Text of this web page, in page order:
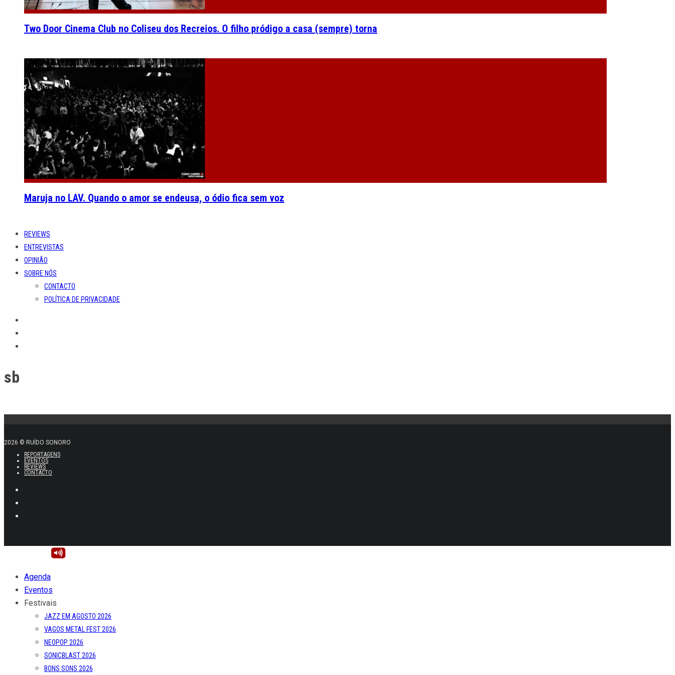
Two Door Cinema Club no Coliseu dos Recreios. O filho pródigo a casa (sempre) torna
Maruja no LAV. Quando o amor se endeusa, o ódio fica sem voz
REVIEWS
ENTREVISTAS
OPINIÃO
SOBRE NÓS
CONTACTO
POLÍTICA DE PRIVACIDADE
sb
2026 © RUÍDO SONORO
REPORTAGENS
EVENTOS
REVIEWS
CONTACTO
Agenda
Eventos
Festivais
JAZZ EM AGOSTO 2026
VAGOS METAL FEST 2026
NEOPOP 2026
SONICBLAST 2026
BONS SONS 2026